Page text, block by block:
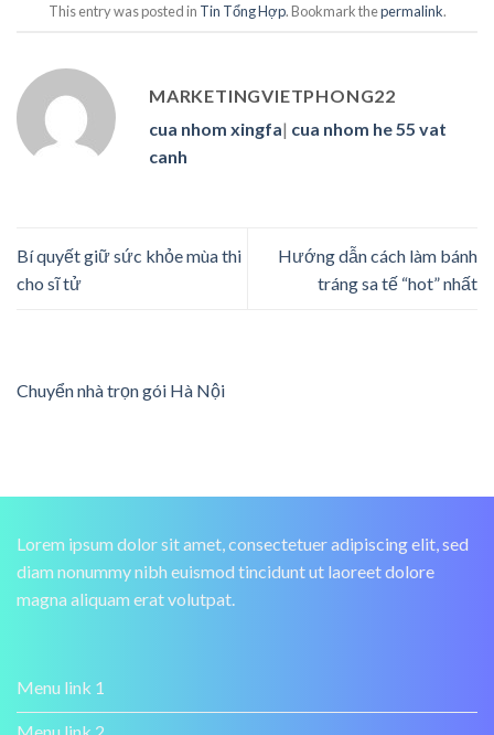
This entry was posted in Tin Tổng Hợp. Bookmark thepermalink.
MARKETINGVIETPHONG22
cua nhom xingfa| cua nhom he 55 vat
canh
Bí quyết giữ sức khỏe mùa thi
cho sĩ tử
Hướng dẫn cách làm bánh
tráng sa tế “hot” nhất
Chuyển nhà trọn gói Hà Nội
Lorem ipsum dolor sit amet, consectetuer adipiscing elit, sed
diam nonummy nibh euismod tincidunt ut laoreet dolore
magna aliquam erat volutpat.
Menu link 1